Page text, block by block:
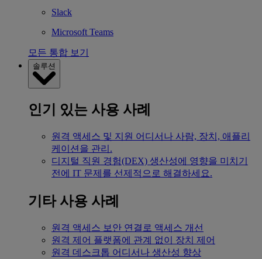
Slack
Microsoft Teams
모든 통합 보기
솔루션
인기 있는 사용 사례
원격 액세스 및 지원 어디서나 사람, 장치, 애플리
케이션을 관리.
디지털 직원 경험(DEX) 생산성에 영향을 미치기
전에 IT 문제를 선제적으로 해결하세요.
기타 사용 사례
원격 액세스 보안 연결로 액세스 개선
원격 제어 플랫폼에 관계 없이 장치 제어
원격 데스크톱 어디서나 생산성 향상